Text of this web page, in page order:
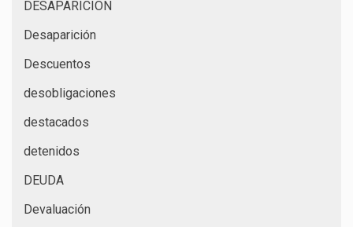
DESAPARICION
Desaparición
Descuentos
desobligaciones
destacados
detenidos
DEUDA
Devaluación